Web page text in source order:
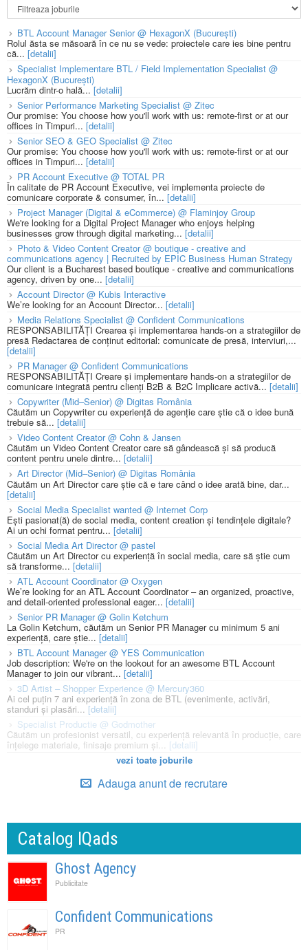
BTL Account Manager Senior @ HexagonX (București)
Rolul ăsta se măsoară în ce nu se vede: proiectele care ies bine pentru
că... [detalii]
Specialist Implementare BTL / Field Implementation Specialist @
HexagonX (București)
Lucrăm dintr-o hală...[detalii]
Senior Performance Marketing Specialist @ Zitec
Our promise: You choose how you'll work with us: remote-first or at our
offices in Timpuri... [detalii]
Senior SEO & GEO Specialist @ Zitec
Our promise: You choose how you'll work with us: remote-first or at our
offices in Timpuri... [detalii]
PR Account Executive @ TOTAL PR
În calitate de PR Account Executive, vei implementa proiecte de
comunicare corporate & consumer, în... [detalii]
Project Manager (Digital & eCommerce) @ Flaminjoy Group
We're looking for a Digital Project Manager who enjoys helping
businesses grow through digital marketing... [detalii]
Photo & Video Content Creator @ boutique - creative and
communications agency | Recruited by EPIC Business Human Strategy
Our client is a Bucharest based boutique - creative and communications
agency, driven by one... [detalii]
Account Director @ Kubis Interactive
We’re looking for an Account Director... [detalii]
Media Relations Specialist @ Confident Communications
RESPONSABILITĂȚI Crearea și implementarea hands-on a strategiilor de
presă Redactarea de conținut editorial: comunicate de presă, interviuri,...
[detalii]
PR Manager @ Confident Communications
RESPONSABILITĂȚI Creare și implementare hands-on a strategiilor de
comunicare integrată pentru clienți B2B & B2C Implicare activă... [detalii]
Copywriter (Mid–Senior) @ Digitas România
Căutăm un Copywriter cu experiență de agenție care știe că o idee bună
trebuie să... [detalii]
Video Content Creator @ Cohn & Jansen
Căutăm un Video Content Creator care să gândească și să producă
content pentru unele dintre... [detalii]
Art Director (Mid–Senior) @ Digitas România
Căutăm un Art Director care știe că e tare când o idee arată bine, dar...
[detalii]
Social Media Specialist wanted @ Internet Corp
Ești pasionat(ă) de social media, content creation și tendințele digitale?
Ai un ochi format pentru... [detalii]
Social Media Art Director @ pastel
Căutăm un Art Director cu experiență în social media, care să știe cum
să transforme... [detalii]
ATL Account Coordinator @ Oxygen
We’re looking for an ATL Account Coordinator – an organized, proactive,
and detail-oriented professional eager... [detalii]
Senior PR Manager @ Golin Ketchum
La Golin Ketchum, căutăm un Senior PR Manager cu minimum 5 ani
experiență, care știe... [detalii]
BTL Account Manager @ YES Communication
Job description: We're on the lookout for an awesome BTL Account
Manager to join our vibrant... [detalii]
3D Artist – Shopper Experience @ Mercury360
Ai cel puțin 7 ani experiență în zona de BTL (evenimente, activări,
standuri și plasări...[detalii]
Specialist Productie @ Godmother
Căutăm un profesionist versatil, cu experiență relevantă în producție, care
înțelege materiale, finisaje premium și... [detalii]
vezi toate joburile
Adauga anunt de recrutare
Catalog IQads
Ghost Agency
Publicitate
Confident Communications
PR